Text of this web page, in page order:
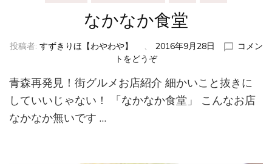
なかなか食堂
投稿者: すずきりほ【わやわや】 、 2016年9月28日
コメン
トをどうぞ(な
な
か
食
青森再発見！街グルメお店紹介 細かいこと抜きに
していいじゃない！ 「なかなか食堂」 こんなお店
なかなか無いです …